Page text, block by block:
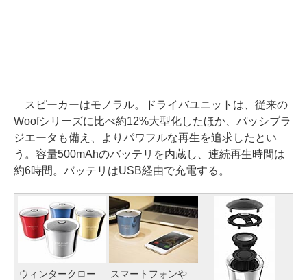
スピーカーはモノラル。ドライバユニットは、従来の
Woofシリーズに比べ約12%大型化したほか、パッシブラ
ジエータも備え、よりパワフルな再生を追求したとい
う。容量500mAhのバッテリを内蔵し、連続再生時間は
約6時間。バッテリはUSB経由で充電する。
ウィンタークロー
スマートフォンや